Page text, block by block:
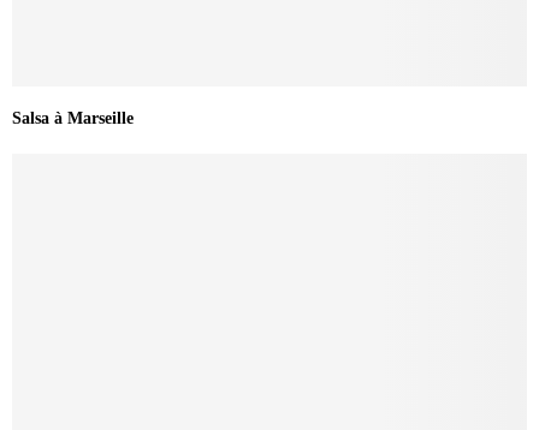
Salsa à Marseille